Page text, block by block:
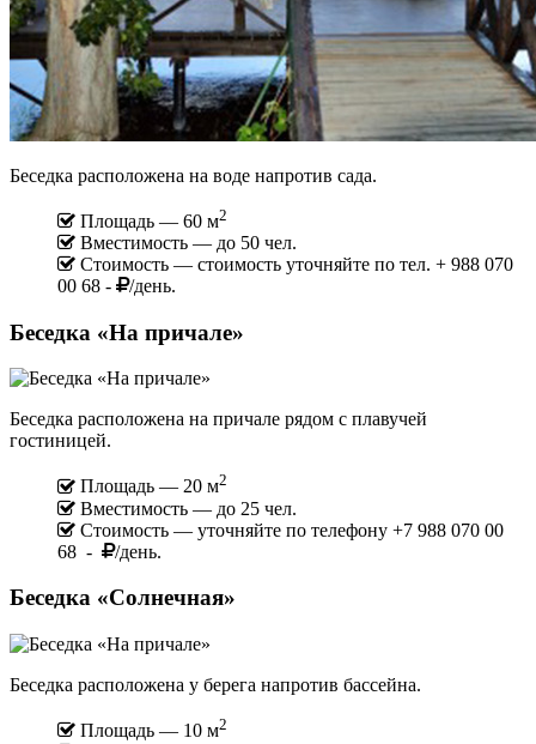
Беседка расположена на воде напротив сада.
Площадь — 60 м2
Вместимость — до 50 чел.
Стоимость — стоимость уточняйте по тел. + 988 070
00 68 -
/день.
Беседка «На причале»
Беседка расположена на причале рядом с плавучей
гостиницей.
Площадь — 20 м2
Вместимость — до 25 чел.
Стоимость — уточняйте по телефону +7 988 070 00
68 -
/день.
Беседка «Солнечная»
Беседка расположена у берега напротив бассейна.
Площадь — 10 м2